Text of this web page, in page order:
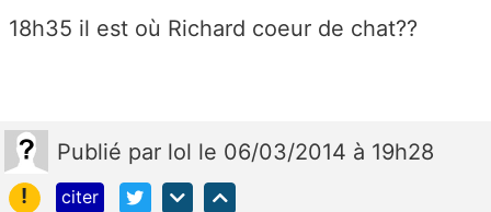
18h35 il est où Richard coeur de chat??
Publié par lol le 06/03/2014 à 19h28
!
citer